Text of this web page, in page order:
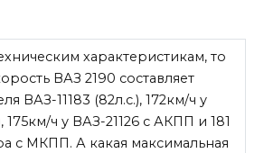
характеристикам, то
ВАЗ 2190 составляет
ВАЗ-11183 (82л.с.), 172км/ч у
175км/ч у ВАЗ-21126 с АКПП и 181
с МКПП. А какая максимальная